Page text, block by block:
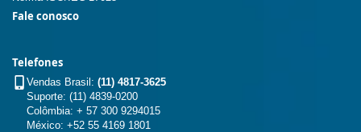
Fale conosco
Telefones
Vendas Brasil: (11) 4817-3625
Suporte: (11) 4839-0200
Colômbia: + 57 300 9294015
México: +52 55 4169 1801